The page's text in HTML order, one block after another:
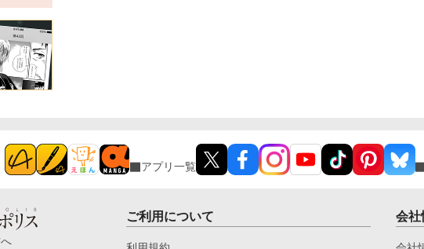
アプリ一覧
ご利用について 会社